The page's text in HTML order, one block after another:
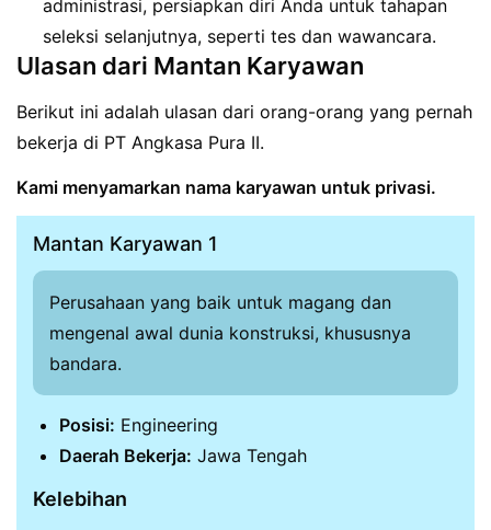
administrasi, persiapkan diri Anda untuk tahapan
seleksi selanjutnya, seperti tes dan wawancara.
Ulasan dari Mantan Karyawan
Berikut ini adalah ulasan dari orang-orang yang pernah
bekerja di PT Angkasa Pura II.
Kami menyamarkan nama karyawan untuk privasi.
Mantan Karyawan 1
Perusahaan yang baik untuk magang dan
mengenal awal dunia konstruksi, khususnya
bandara.
Posisi: Engineering
Daerah Bekerja: Jawa Tengah
Kelebihan